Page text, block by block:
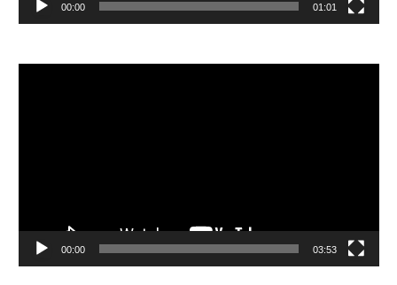
00:00 01:01
00:00 03:53